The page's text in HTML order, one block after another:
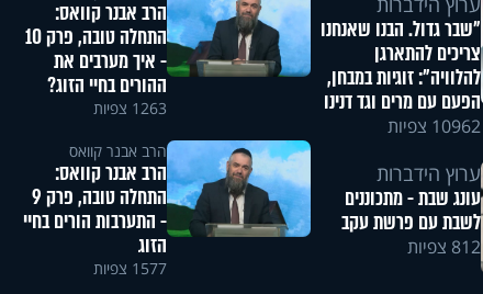
"שבר גדול. הבנו שאנחנו
צריכים להתארגן
להלוויה": זוגיות במבחן,
הפעם עם מרים וגד דנינו
10962 צפיות
ערוץ הידברות
עונג שבת - מתכוננים
לשבת עם פרשת עקב
812 צפיות
הרב אבנר קוואס:
התחלה טובה, פרק 10
- איך מערבים את
ההורים בחיי הזוג?
1263 צפיות
הרב אבנר קוואס
הרב אבנר קוואס:
התחלה טובה, פרק 9
- התערבות הורים בחיי
הזוג
1577 צפיות